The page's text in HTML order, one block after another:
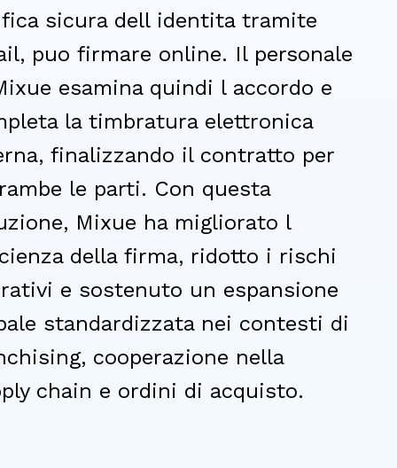
sicura dell identita tramite
puo firmare online. Il personale
esamina quindi l accordo e
la timbratura elettronica
finalizzando il contratto per
le parti. Con questa
Mixue ha migliorato l
della firma, ridotto i rischi
e sostenuto un espansione
standardizzata nei contesti di
cooperazione nella
chain e ordini di acquisto.